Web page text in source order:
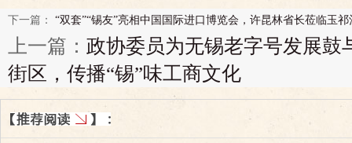
下一篇： “双套”“锡友”亮相中国国际进口博览会，许昆林省长莅临玉
上一篇： 政协委员为无锡老字号发展鼓
街区，传播“锡”味工商文化